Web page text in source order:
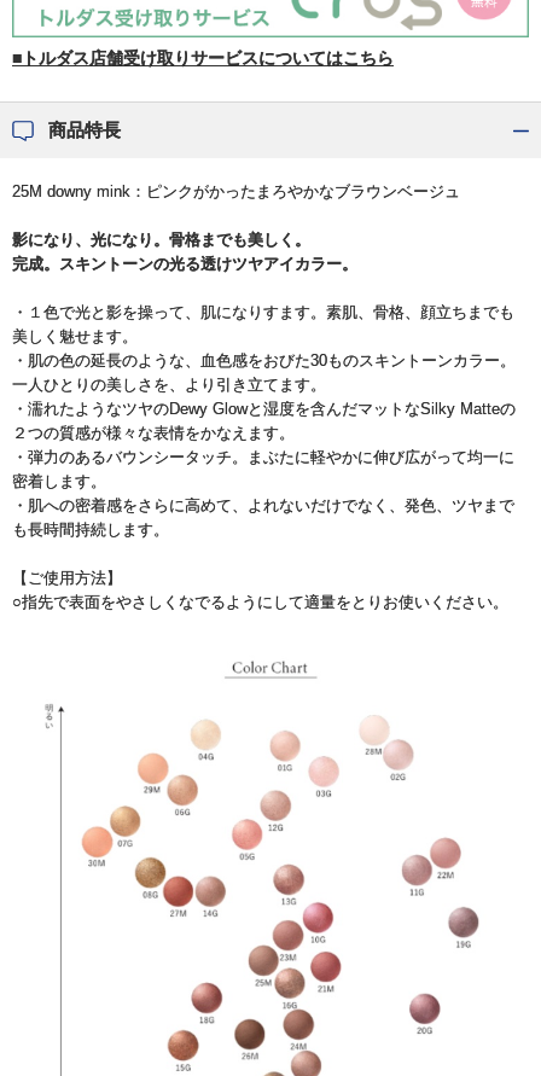
■トルダス店舗受け取りサービスについてはこちら
商品特長
25M downy mink：ピンクがかったまろやかなブラウンベージュ
影になり、光になり。骨格までも美しく。
完成。スキントーンの光る透けツヤアイカラー。
・１色で光と影を操って、肌になりすます。素肌、骨格、顔立ちまでも
美しく魅せます。
・肌の色の延長のような、血色感をおびた30ものスキントーンカラー。
一人ひとりの美しさを、より引き立てます。
・濡れたようなツヤのDewy Glowと湿度を含んだマットなSilky Matteの
２つの質感が様々な表情をかなえます。
・弾力のあるバウンシータッチ。まぶたに軽やかに伸び広がって均一に
密着します。
・肌への密着感をさらに高めて、よれないだけでなく、発色、ツヤまで
も長時間持続します。
【ご使用方法】
○指先で表面をやさしくなでるようにして適量をとりお使いください。